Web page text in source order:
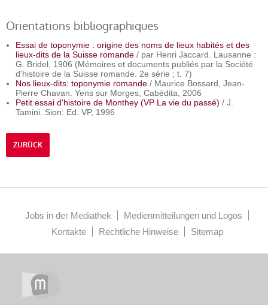
Orientations bibliographiques
Essai de toponymie : origine des noms de lieux habités et des
lieux-dits de la Suisse romande / par Henri Jaccard. Lausanne :
G. Bridel, 1906 (Mémoires et documents publiés par la Société
d'histoire de la Suisse romande. 2e série ; t. 7)
Nos lieux-dits: toponymie romande / Maurice Bossard, Jean-
Pierre Chavan. Yens sur Morges, Cabédita, 2006
Petit essai d'histoire de Monthey (VP La vie du passé) / J.
Tamini. Sion: Ed. VP, 1996
ZURÜCK
Jobs in der Mediathek
Medienmitteilungen und Logos
Kontakte
Rechtliche Hinweise Sitemap